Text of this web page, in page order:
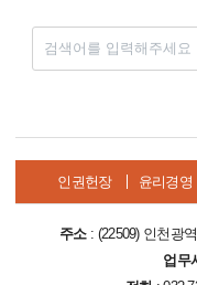
인권헌장 윤리경영
주소: (22509) 인천광
업무